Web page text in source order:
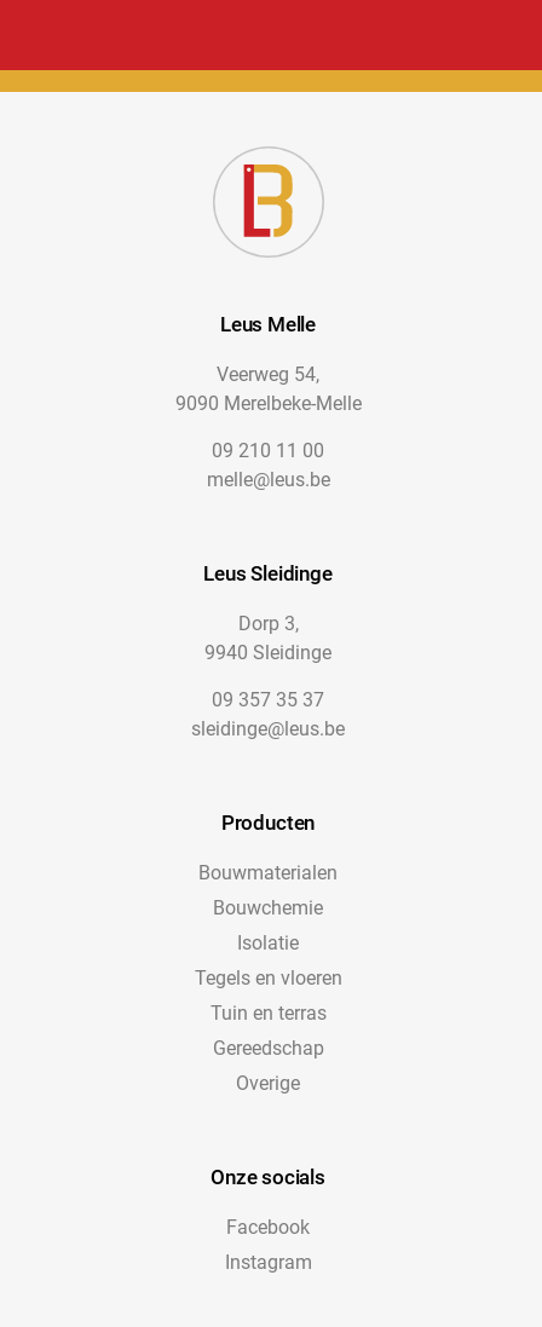
Leus Melle
Veerweg 54,
9090 Merelbeke-Melle
09 210 11 00
melle@leus.be
Leus Sleidinge
Dorp 3,
9940 Sleidinge
09 357 35 37
sleidinge@leus.be
Producten
Bouwmaterialen
Bouwchemie
Isolatie
Tegels en vloeren
Tuin en terras
Gereedschap
Overige
Onze socials
Facebook
Instagram